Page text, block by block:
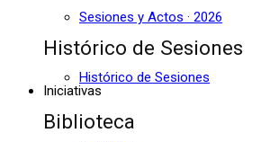
Sesiones y Actos · 2026
Histórico de Sesiones
Histórico de Sesiones
Iniciativas
Biblioteca